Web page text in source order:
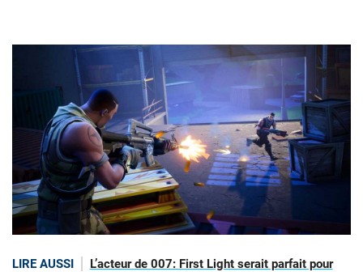
LIRE AUSSI
L’acteur de 007: First Light serait parfait pour